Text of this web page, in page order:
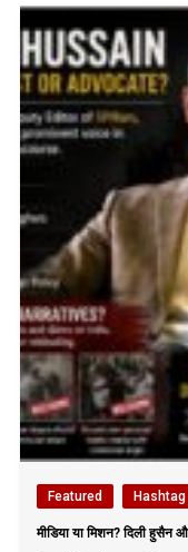
Featured
मीडिया या मिशन? दिली